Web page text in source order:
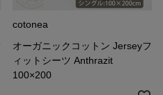
cotonea
オーガニックコットン Jerseyフ
ィットシーツ Anthrazit
100×200